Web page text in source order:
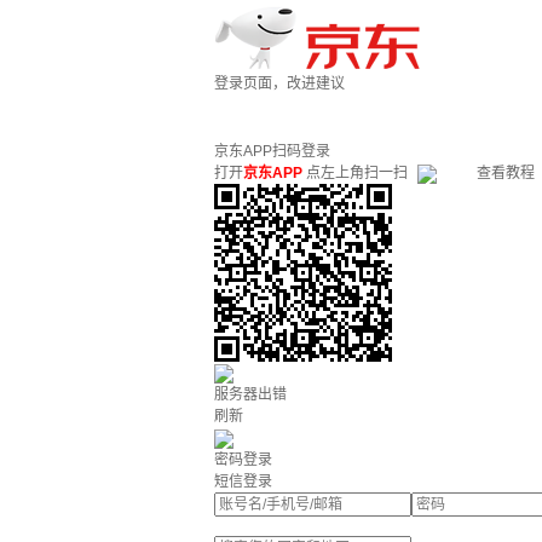
登录页面，改进建议
京东APP扫码登录
打开京东APP 点左上角扫一扫 查看教程
服务器出错
刷新
密码登录
短信登录